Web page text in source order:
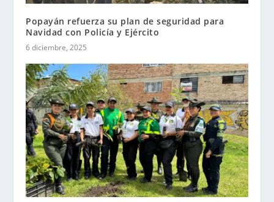
Popayán refuerza su plan de seguridad para
Navidad con Policía y Ejército
6 diciembre, 2025